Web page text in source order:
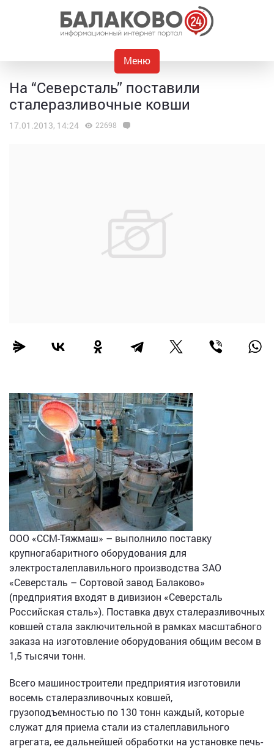
Меню
На “Северсталь” поставили
сталеразливочные ковши
17.01.2013, 14:24 22698
ООО «ССМ-Тяжмаш» – выполнило поставку
крупногабаритного оборудования для
электросталеплавильного производства ЗАО
«Северсталь – Сортовой завод Балаково»
(предприятия входят в дивизион «Северсталь
Российская сталь»). Поставка двух сталеразливочных
ковшей стала заключительной в рамках масштабного
заказа на изготовление оборудования общим весом в
1,5 тысячи тонн.
Всего машиностроители предприятия изготовили
восемь сталеразливочных ковшей,
грузоподъемностью по 130 тонн каждый, которые
служат для приема стали из сталеплавильного
агрегата, ее дальнейшей обработки на установке печь-